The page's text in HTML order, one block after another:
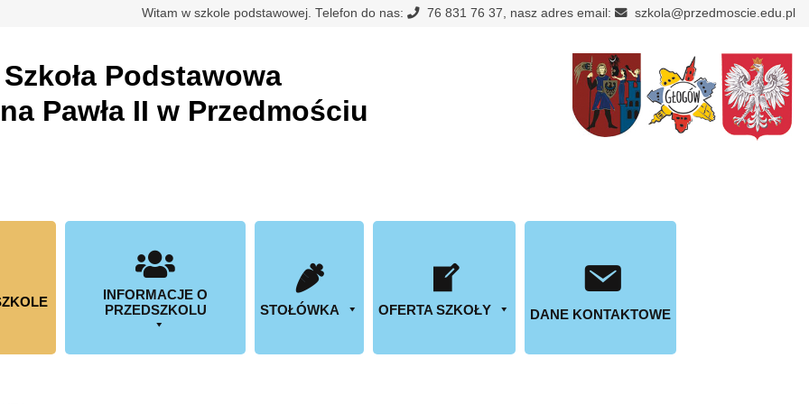
Witam w szkole podstawowej. Telefon do nas: 76 831 76 37, nasz adres email: szkola@przedmoscie.edu.pl
Szkoła Podstawowa
Pawła II w Przedmościu
INFORMACJE O
PRZEDSZKOLU
STOŁÓWKA OFERTA SZKOŁY DANE KONTAKTOWE